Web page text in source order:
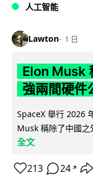
人工智能
Lawton 1 日
Elon Musk
強兩間硬件
SpaceX 舉行 2026
Musk 稱除了中國之
全文
213 24 ↗